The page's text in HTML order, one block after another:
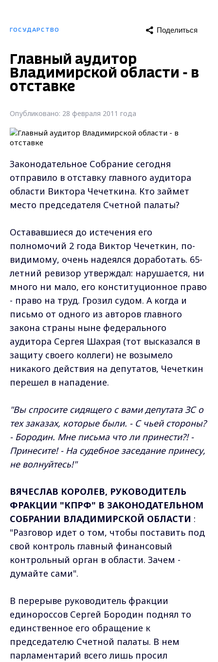
ГОСУДАРСТВО Поделиться
Главный аудитор
Владимирской области - в
отставке
Опубликовано: 28 февраля 2011 года
Законодательное Собрание сегодня
отправило в отставку главного аудитора
области Виктора Чечеткина. Кто займет
место председателя Счетной палаты?
Остававшиеся до истечения его
полномочий 2 года Виктор Чечеткин, по-
видимому, очень надеялся доработать. 65-
летний ревизор утверждал: нарушается, ни
много ни мало, его конституционное право
- право на труд. Грозил судом. А когда и
письмо от одного из авторов главного
закона страны ныне федерального
аудитора Сергея Шахрая (тот высказался в
защиту своего коллеги) не возымело
никакого действия на депутатов, Чечеткин
перешел в нападение.
"Вы спросите сидящего с вами депутата ЗС о
тех заказах, которые были. - С чьей стороны?
- Бородин. Мне письма что ли принести?! -
Принесите! - На судебное заседание принесу,
не волнуйтесь!"
ВЯЧЕСЛАВ КОРОЛЕВ, РУКОВОДИТЕЛЬ
ФРАКЦИИ "КПРФ" В ЗАКОНОДАТЕЛЬНОМ
СОБРАНИИ ВЛАДИМИРСКОЙ ОБЛАСТИ :
"Разговор идет о том, чтобы поставить под
свой контроль главный финансовый
контрольный орган в области. Зачем -
думайте сами".
В перерыве руководитель фракции
единороссов Сергей Бородин поднял то
единственное его обращение к
председателю Счетной палаты. В нем
парламентарий всего лишь просил